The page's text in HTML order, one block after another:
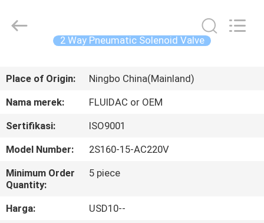
PRODUK
TENTANG
KAMI
AUTOMATIC
CONTROL
2 Way Pneumatic Solenoid Valve
Place of Origin:
Ningbo China(Mainland)
Nama merek:
FLUIDAC or OEM
Sertifikasi:
ISO9001
Model Number:
2S160-15-AC220V
Minimum Order
Quantity:
5 piece
Harga:
USD10--